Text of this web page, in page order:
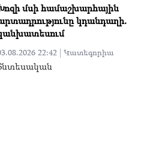
մսի համաշխարհային
կդանդաղի.
22:42 | Կատեգորիա